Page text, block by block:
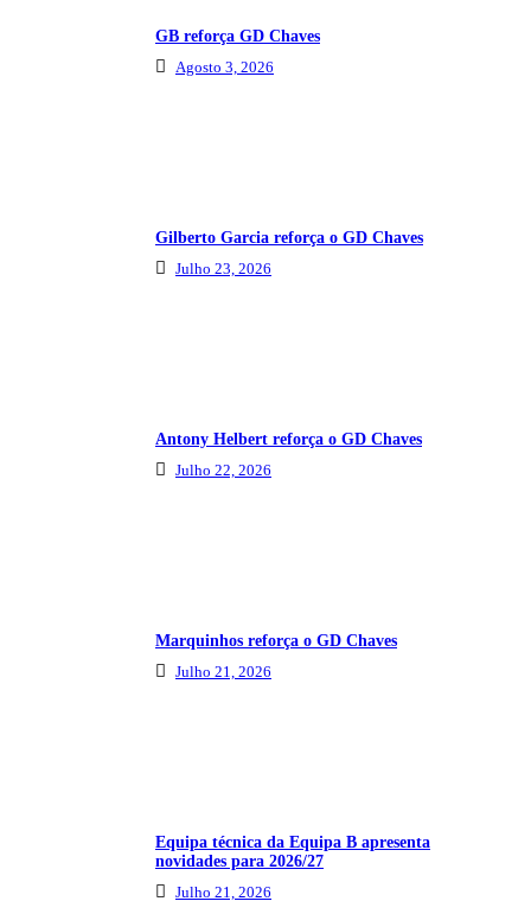
GB reforça GD Chaves
Agosto 3, 2026
Gilberto Garcia reforça o GD Chaves
Julho 23, 2026
Antony Helbert reforça o GD Chaves
Julho 22, 2026
Marquinhos reforça o GD Chaves
Julho 21, 2026
Equipa técnica da Equipa B apresenta
novidades para 2026/27
Julho 21, 2026